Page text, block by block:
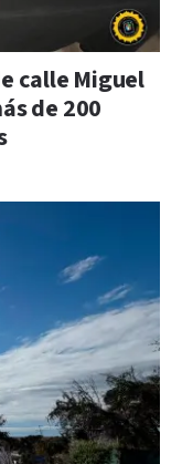
calle Miguel
de 200